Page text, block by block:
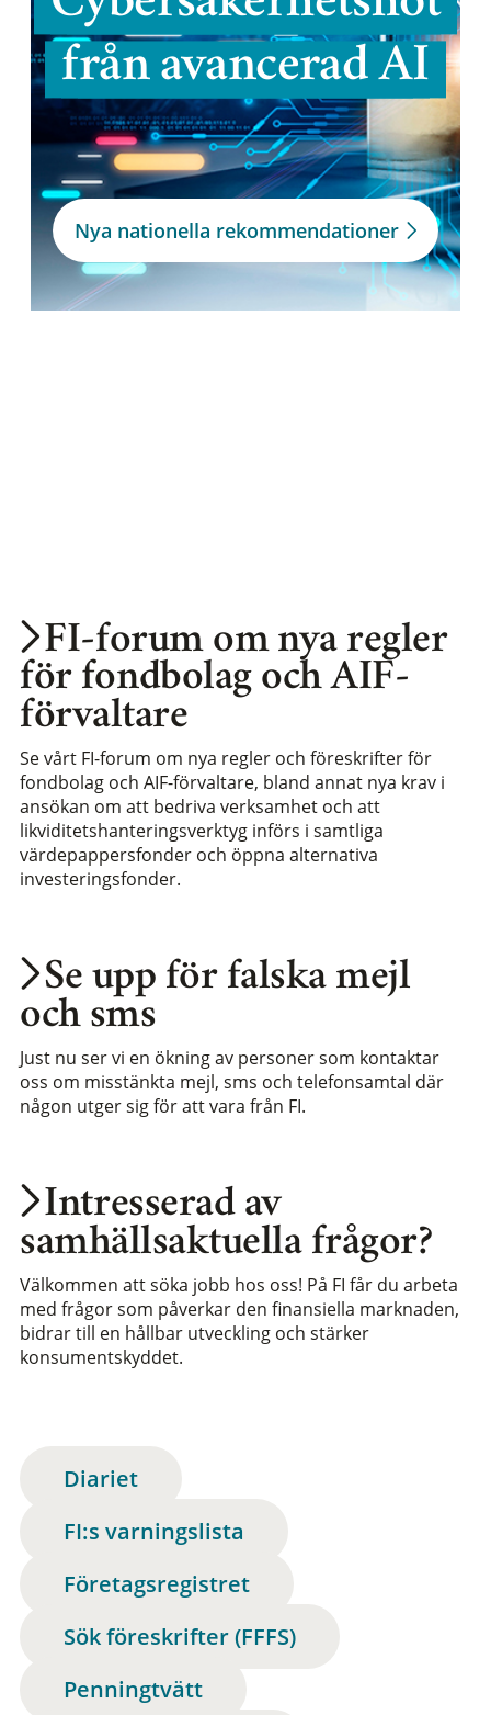
från avancerad AI
Nya nationella rekommendationer
Intresserad av
samhällsaktuella frågor?
Välkommen att söka jobb hos oss! På FI får du arbeta
med frågor som påverkar den finansiella marknaden,
bidrar till en hållbar utveckling och stärker
konsumentskyddet.
Se upp för falska mejl
och sms
Just nu ser vi en ökning av personer som kontaktar
oss om misstänkta mejl, sms och telefonsamtal där
någon utger sig för att vara från FI.
FI-forum om nya regler
för fondbolag och AIF-
förvaltare
Se vårt FI-forum om nya regler och föreskrifter för
fondbolag och AIF-förvaltare, bland annat nya krav i
ansökan om att bedriva verksamhet och att
likviditetshanteringsverktyg införs i samtliga
värdepappersfonder och öppna alternativa
investeringsfonder.
Diariet
FI:s varningslista
Företagsregistret
Sök föreskrifter (FFFS)
Penningtvätt